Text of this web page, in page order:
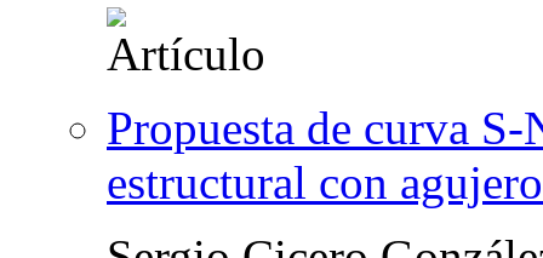
Propuesta de curva S-
estructural con